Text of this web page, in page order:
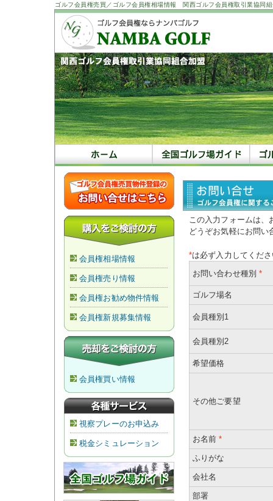
ゴルフ会員権売買／ゴルフ会員権相場情報 関西ゴルフ会員権取引業協同
会員権相場情報
会員権売り情報
会員権お勧め物件情報
会員権新規募集情報
会員権買い情報
視察プレーのお申込み
税金シミュレーション
この入力フォームは、
どうぞお気軽にお問い
*は必ず入力してくだ
お問い合わせ種別 *
ゴルフ場名
会員種別1
会員種別2
希望価格
その他ご要望
お名前 *
ふりがな
会社名
部署